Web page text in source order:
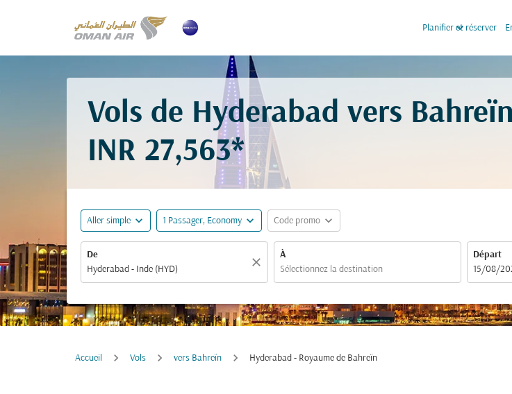
Planifier et réserver
keyboard_arrow_down
Vols de Hyderabad vers
INR 27,563*
Aller simple expand_more 1 Passager, Economy expand_more Code promo expand_more
De
close
À
Départ
fc-
15/08/
Accueil Vols vers Bahreïn Hyderabad - Royaume de Bahreïn